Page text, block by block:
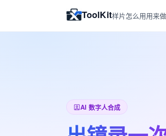
ToolKit样片怎么用用来
AI 数字人合成